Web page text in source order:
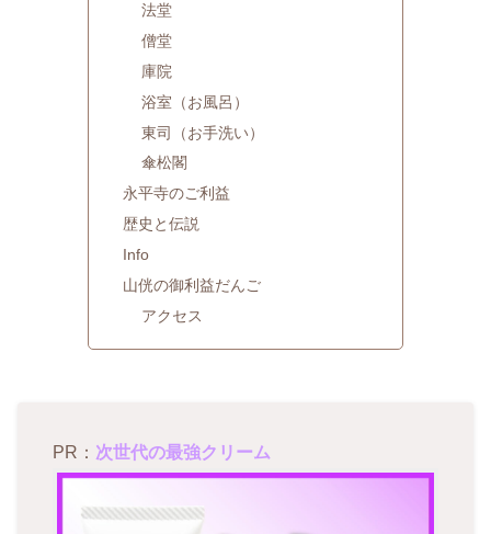
法堂
僧堂
庫院
浴室（お風呂）
東司（お手洗い）
傘松閣
永平寺のご利益
歴史と伝説
Info
山侊の御利益だんご
アクセス
PR： 次世代の最強クリーム